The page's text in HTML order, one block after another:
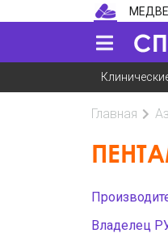
Главная
Владелец